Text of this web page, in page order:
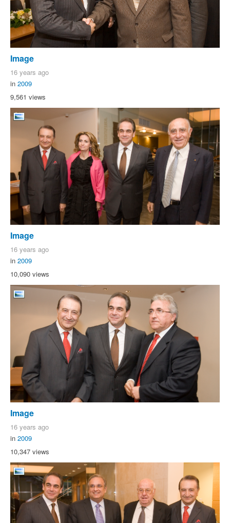
Image
16 years ago
in 2009
9,561 views
Image
16 years ago
in 2009
10,090 views
Image
16 years ago
in 2009
10,347 views